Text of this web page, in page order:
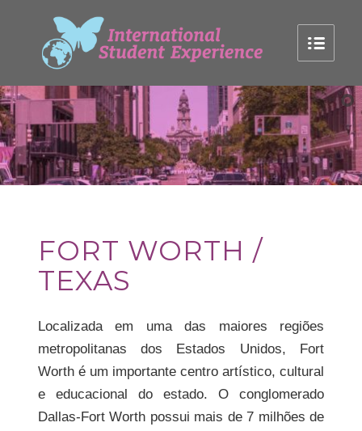
FORT WORTH /
TEXAS
Localizada em uma das maiores regiões
metropolitanas dos Estados Unidos, Fort
Worth é um importante centro artístico, cultural
e educacional do estado. O conglomerado
Dallas-Fort Worth possui mais de 7 milhões de